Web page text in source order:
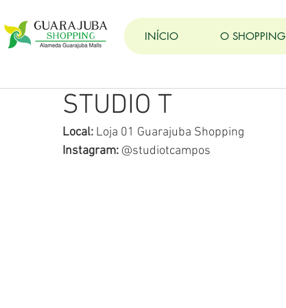
INÍCIO O SHOPPING
STUDIO T
Local: Loja 01 Guarajuba Shopping
Instagram: @studiotcampos